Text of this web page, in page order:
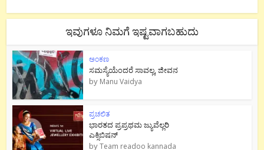
ಇವುಗಳೂ ನಿಮಗೆ ಇಷ್ಟವಾಗಬಹುದು
ಅಂಕಣ
ಸಮಸ್ಯೆಯೆಂದರೆ ಸಾವಲ್ಲ, ಜೀವನ
by Manu Vaidya
ಪ್ರಚಲಿತ
ಭಾರತದ ಪ್ರಪ್ರಥಮ ಜ್ಯುವೆಲ್ಲರಿ
ಎಕ್ಸಿಬಿಷನ್
byTeam readoo kannada